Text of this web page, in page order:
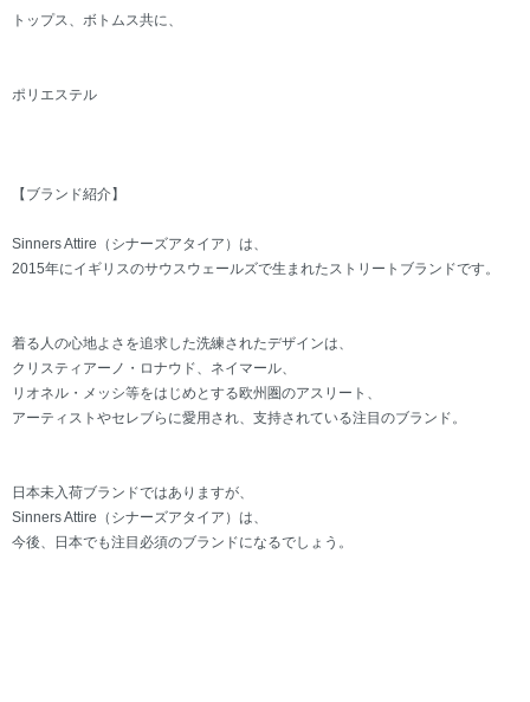
トップス、ボトムス共に、
ポリエステル
【ブランド紹介】
Sinners Attire（シナーズアタイア）は、
2015年にイギリスのサウスウェールズで生まれたストリートブランドです。
着る人の心地よさを追求した洗練されたデザインは、
クリスティアーノ・ロナウド、ネイマール、
リオネル・メッシ等をはじめとする欧州圏のアスリート、
アーティストやセレブらに愛用され、支持されている注目のブランド。
日本未入荷ブランドではありますが、
Sinners Attire（シナーズアタイア）は、
今後、日本でも注目必須のブランドになるでしょう。